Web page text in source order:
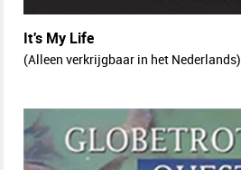
It's My Life
(Alleen verkrijgbaar in het Nederlands)